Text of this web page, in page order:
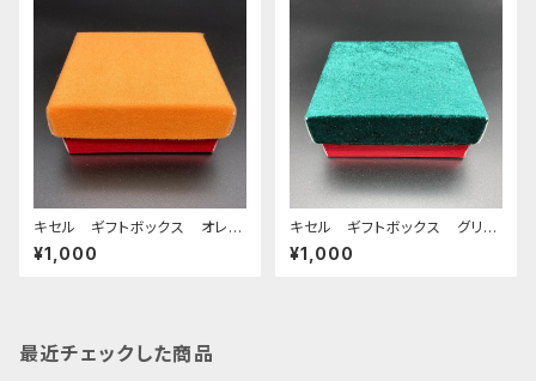
キセル ギフトボックス オレン
ジ×レッド
¥1,000
キセル ギフトボックス グリー
ン×レッド
¥1,000
最近チェックした商品